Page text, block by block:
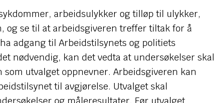
arbeidsulykker og tilløp til ulykker,
og se til at arbeidsgiveren treffer tiltak for å
adgang til Arbeidstilsynets og politiets
nødvendig, kan det vedta at undersøkelser skal
utvalget oppnevner. Arbeidsgiveren kan
til avgjørelse. Utvalget skal